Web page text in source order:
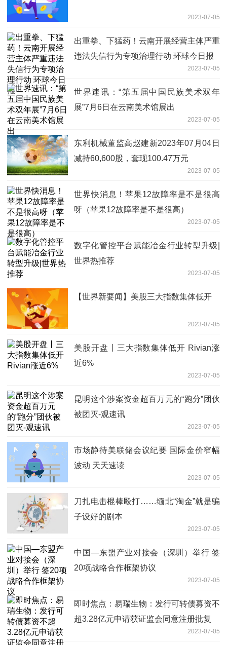
2023-07-05
出重拳、下猛药！云南开展经营主体严重
违法失信行为专项治理行动 环球今日报
2023-07-05
世界速讯：“第五届中国民族美术双年
展”7月6日在云南美术馆展出
2023-07-05
东利机械董监高赵建新2023年07月04日
减持60,600股，套现100.47万元
2023-07-05
世界快消息！苹果12故障率是不是很高
呀（苹果12故障率是不是很高）
2023-07-05
数字化管控平台赋能冶金行业转型升级|
世界热推荐
2023-07-05
【世界新要闻】美股三大指数集体低开
2023-07-05
美股开盘丨三大指数集体低开 Rivian涨
近6%
2023-07-05
昆明这个涉案资金超百万元的“跑分”团伙
被团灭-观速讯
2023-07-05
市场静待美联储会议纪要 国际金价窄幅
波动 天天速读
2023-07-05
刀扎电击棍棒殴打……缅北“淘金”就是骗
子设好的剧本
2023-07-05
中国—东盟产业对接会（深圳）举行 签
20项战略合作框架协议
2023-07-05
即时焦点：易瑞生物：发行可转债募资不
超3.28亿元申请获证监会同意注册批复
2023-07-05